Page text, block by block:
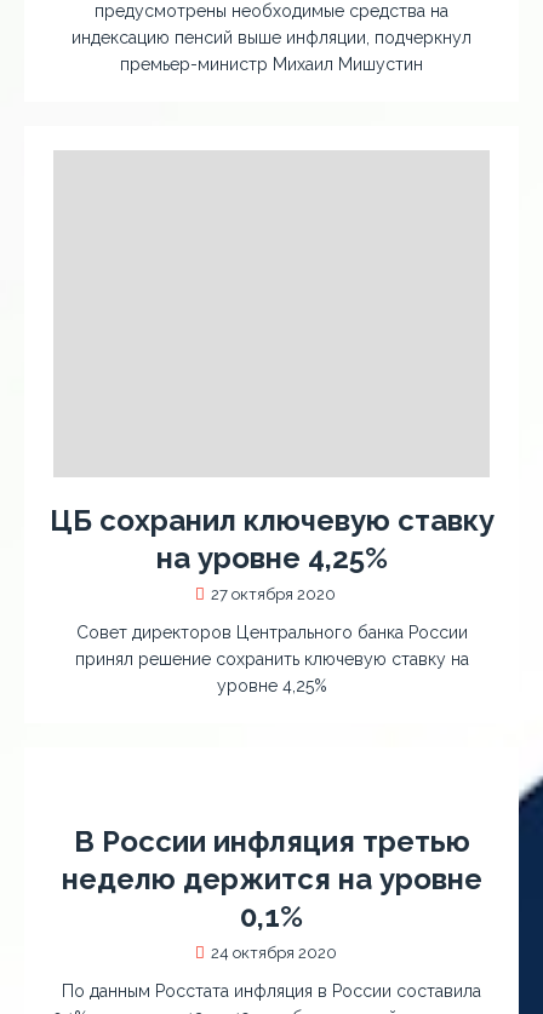
предусмотрены необходимые средства на
индексацию пенсий выше инфляции, подчеркнул
премьер-министр Михаил Мишустин
ЦБ сохранил ключевую ставку
на уровне 4,25%
27 октября 2020
Совет директоров Центрального банка России
принял решение сохранить ключевую ставку на
уровне 4,25%
В России инфляция третью
неделю держится на уровне
0,1%
24 октября 2020
По данным Росстата инфляция в России составила